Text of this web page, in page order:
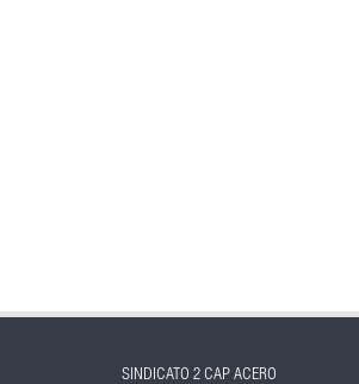
SINDICATO 2 CAP ACERO